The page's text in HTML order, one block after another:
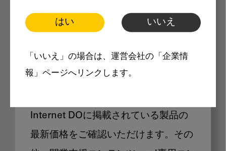
はい いいえ
「いいえ」の場合は、運営会社の「企業情
報」ページへリンクします。
製品価格も閲覧可能
Internet DOに掲載されている製品の
最新価格をご確認いただけます。その